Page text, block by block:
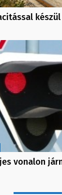
vonalon